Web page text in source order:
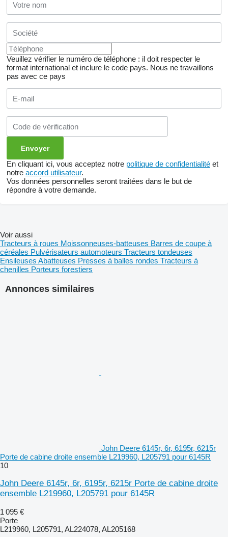
Veuillez vérifier le numéro de téléphone : il doit respecter le
format international et inclure le code pays. Nous ne travaillons
pas avec ce pays
En cliquant ici, vous acceptez notre politique de confidentialité et
notre accord utilisateur.
Vos données personnelles seront traitées dans le but de
répondre à votre demande.
Annonces similaires
John Deere 6145r, 6r, 6195r, 6215r
Porte de cabine droite ensemble L219960, L205791 pour 6145R
10
John Deere 6145r, 6r, 6195r, 6215r Porte de cabine droite
ensemble L219960, L205791 pour 6145R
1 095 €
Porte
L219960, L205791, AL224078, AL205168
Voir aussi
Tracteurs à roues Moissonneuses-batteuses Barres de coupe à
céréales Pulvérisateurs automoteurs Tracteurs tondeuses
Ensileuses Abatteuses Presses à balles rondes Tracteurs à
chenilles Porteurs forestiers